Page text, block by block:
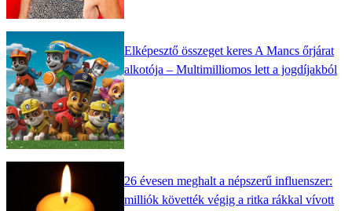
Elképesztő összeget keres A Mancs őrjárat
alkotója – Multimilliomos lett a jogdíjakból
26 évesen meghalt a népszerű influenszer:
milliók követték végig a ritka rákkal vívott